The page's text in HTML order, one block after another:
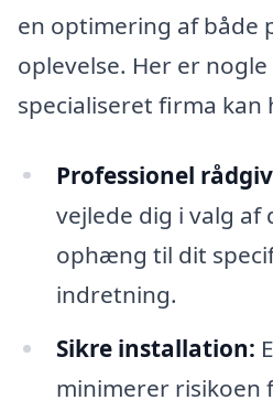
en optimering af både
oplevelse. Her er
specialiseret firma kan
Professionel
vejlede dig i valg af
ophæng til dit
indretning.
Sikre installation:
minimerer risikoen